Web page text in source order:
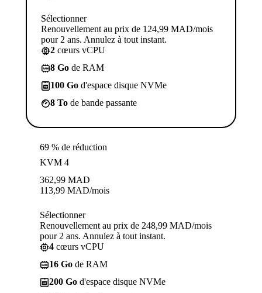
Sélectionner
Renouvellement au prix de 124,99 MAD/mois
pour 2 ans. Annulez à tout instant.
2 cœurs vCPU
8 Go de RAM
100 Go d'espace disque NVMe
8 To de bande passante
69 % de réduction
KVM 4
362,99 MAD
113,99 MAD/mois
Sélectionner
Renouvellement au prix de 248,99 MAD/mois
pour 2 ans. Annulez à tout instant.
4 cœurs vCPU
16 Go de RAM
200 Go d'espace disque NVMe